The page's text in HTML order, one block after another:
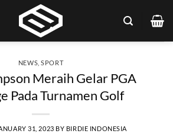
NEWS ,SPORT
Meraih Gelar PGA
Pada Turnamen Golf
31, 2023 BY BIRDIE INDONESIA